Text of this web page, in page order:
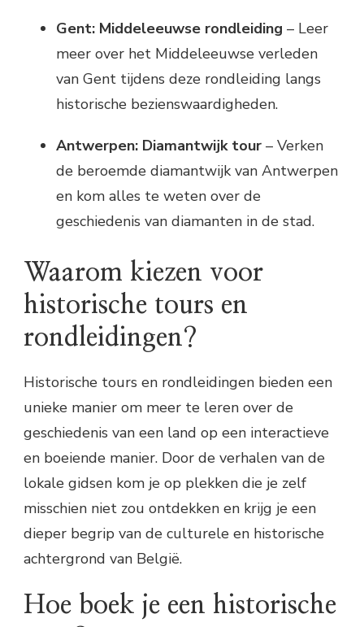
Gent: Middeleeuwse rondleiding – Leer
meer over het Middeleeuwse verleden
van Gent tijdens deze rondleiding langs
historische bezienswaardigheden.
Antwerpen: Diamantwijk tour – Verken
de beroemde diamantwijk van Antwerpen
en kom alles te weten over de
geschiedenis van diamanten in de stad.
Waarom kiezen voor
historische tours en
rondleidingen?
Historische tours en rondleidingen bieden een
unieke manier om meer te leren over de
geschiedenis van een land op een interactieve
en boeiende manier. Door de verhalen van de
lokale gidsen kom je op plekken die je zelf
misschien niet zou ontdekken en krijg je een
dieper begrip van de culturele en historische
achtergrond van België.
Hoe boek je een historische